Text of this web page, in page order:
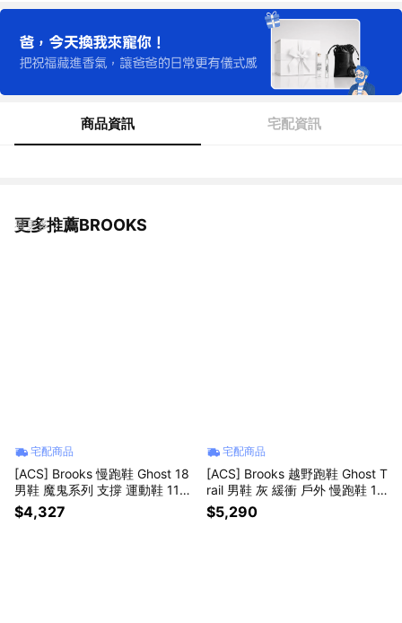
商品資訊 宅配資訊
更多推薦BROOKS
看更多
宅配商品
[ACS] Brooks 慢跑鞋 Ghost 18
男鞋 魔鬼系列 支撐 運動鞋 1104
931D205
$4,327
宅配商品
[ACS] Brooks 越野跑鞋 Ghost T
rail 男鞋 灰 緩衝 戶外 慢跑鞋 11
04751D099
$5,290